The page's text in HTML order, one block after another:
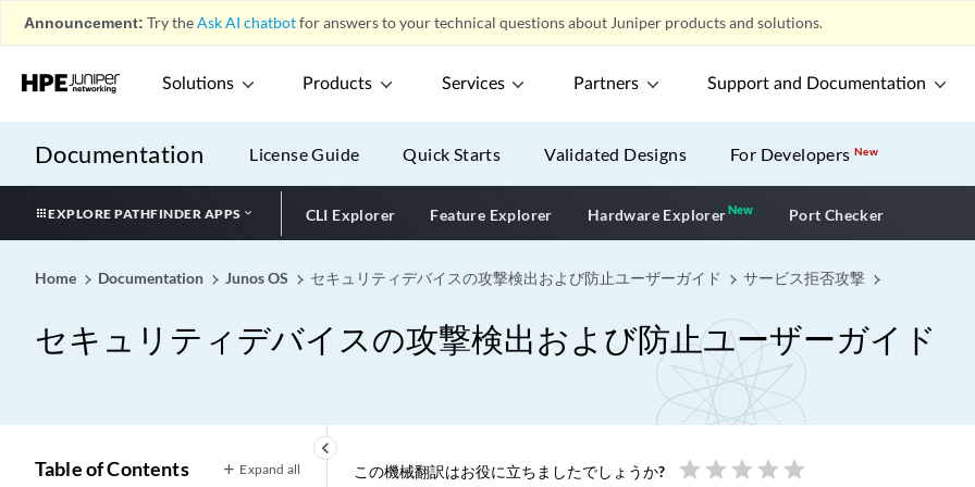
Announcement: Try theAsk AI chatbotfor answers to your technical questions about Juniper products and solutions.
Solutions Products Services Partners Support and Documentation
Documentation License Guide Quick Starts Validated Designs For DevelopersNew
EXPLORE PATHFINDER APPS CLI Explorer Feature Explorer Hardware ExplorerNewNew application
Port Checker
Home Documentation Junos OS セキュリティデバイスの攻撃検出および防止ユーザーガイド サービス拒否攻撃
セキュリティデバイスの攻撃検出および防止ユーザーガイド
keyboard_arrow_left
Table of Contents Expand all この機械翻訳はお役に立ちましたでしょうか? star star star star star